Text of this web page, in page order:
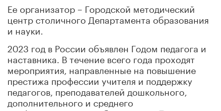
Ее организатор – Городской методический
центр столичного Департамента образования
и науки.
2023 год в России объявлен Годом педагога и
наставника. В течение всего года проходят
мероприятия, направленные на повышение
престижа профессии учителя и поддержку
педагогов, преподавателей дошкольного,
дополнительного и среднего